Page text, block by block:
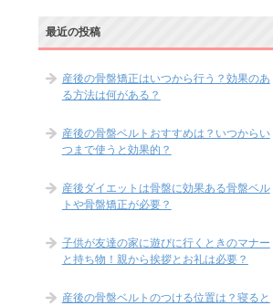
最近の投稿
産後の骨盤矯正はいつから行う？効果のあ
る方法は何がある？
産後の骨盤ベルトおすすめは？いつからい
つまで使うと効果的？
産後ダイエットは骨盤に効果ある骨盤ベル
トや骨盤矯正が必要？
子供が友達の家に遊びに行くときのマナー
と持ち物！親から挨拶とお礼は必要？
産後の骨盤ベルトのつける位置は？寝ると